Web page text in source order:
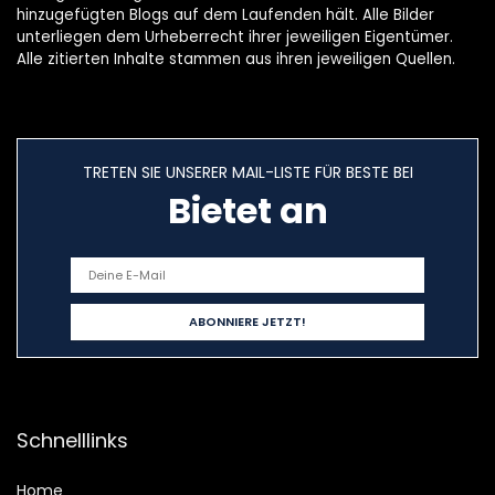
hinzugefügten Blogs auf dem Laufenden hält. Alle Bilder
unterliegen dem Urheberrecht ihrer jeweiligen Eigentümer.
Alle zitierten Inhalte stammen aus ihren jeweiligen Quellen.
TRETEN SIE UNSERER MAIL-LISTE FÜR BESTE BEI
Bietet an
Schnelllinks
Home